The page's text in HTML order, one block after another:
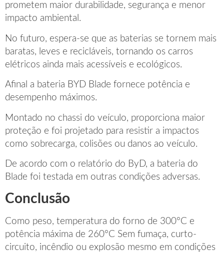
prometem maior durabilidade, segurança e menor
impacto ambiental.
No futuro, espera-se que as baterias se tornem mais
baratas, leves e recicláveis, tornando os carros
elétricos ainda mais acessíveis e ecológicos.
Afinal a bateria BYD Blade fornece potência e
desempenho máximos.
Montado no chassi do veículo, proporciona maior
proteção e foi projetado para resistir a impactos
como sobrecarga, colisões ou danos ao veículo.
De acordo com o relatório do ByD, a bateria do
Blade foi testada em outras condições adversas.
Conclusão
Como peso, temperatura do forno de 300°C e
potência máxima de 260°C Sem fumaça, curto-
circuito, incêndio ou explosão mesmo em condições